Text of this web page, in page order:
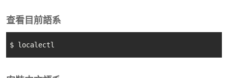
查看目前語系
$ localectl